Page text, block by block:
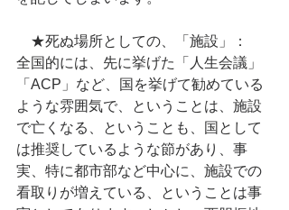
★死ぬ場所としての、「施設」：
全国的には、先に挙げた「人生会議」
「ACP」など、国を挙げて勧めている
ような雰囲気で、ということは、施設
で亡くなる、ということも、国として
は推奨しているような節があり、事
実、特に都市部など中心に、施設での
看取りが増えている、ということは事